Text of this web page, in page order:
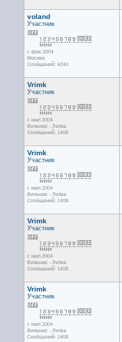
voland
Участник
с фев 2004
Москва
Сообщений: 4240
Vrimk
Участник
с июл 2004
Вильнюс - Литва
Сообщений: 1408
Vrimk
Участник
с июл 2004
Вильнюс - Литва
Сообщений: 1408
Vrimk
Участник
с июл 2004
Вильнюс - Литва
Сообщений: 1408
Vrimk
Участник
с июл 2004
Вильнюс - Литва
Сообщений: 1408